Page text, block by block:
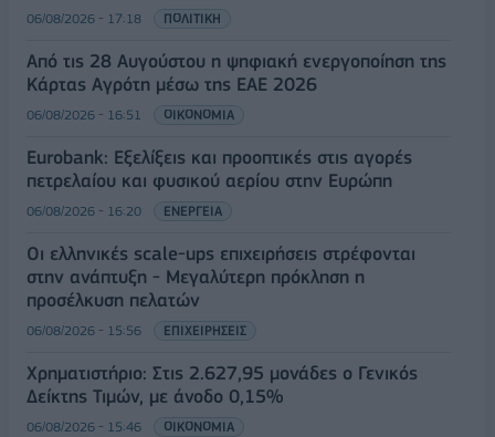
06/08/2026 - 17:18 ΠΟΛΙΤΙΚΗ
Από τις 28 Αυγούστου η ψηφιακή ενεργοποίηση της
Κάρτας Αγρότη μέσω της ΕΑΕ 2026
06/08/2026 - 16:51 ΟΙΚΟΝΟΜΙΑ
Eurobank: Εξελίξεις και προοπτικές στις αγορές
πετρελαίου και φυσικού αερίου στην Ευρώπη
06/08/2026 - 16:20 ΕΝΕΡΓΕΙΑ
Οι ελληνικές scale-ups επιχειρήσεις στρέφονται
στην ανάπτυξη - Μεγαλύτερη πρόκληση η
προσέλκυση πελατών
06/08/2026 - 15:56 ΕΠΙΧΕΙΡΗΣΕΙΣ
Χρηματιστήριο: Στις 2.627,95 μονάδες ο Γενικός
Δείκτης Τιμών, με άνοδο 0,15%
06/08/2026 - 15:46 ΟΙΚΟΝΟΜΙΑ